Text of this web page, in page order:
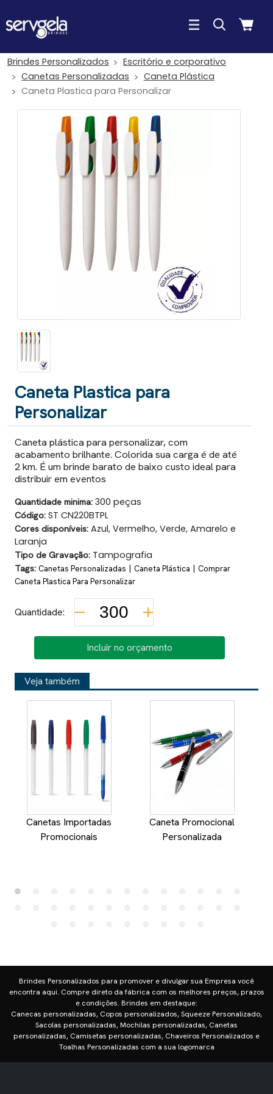
Brindes Personalizados
Escritório e corporativo
Canetas Personalizadas
Caneta Plástica
Caneta Plastica para Personalizar
Caneta Plastica para
Personalizar
Caneta plástica para personalizar, com
acabamento brilhante. Colorida sua carga é de até
2 km. É um brinde barato de baixo custo ideal para
distribuir em eventos
Quantidade minima: 300 peças
Código: ST CN220BTPL
Cores disponíveis: Azul, Vermelho, Verde, Amarelo e
Laranja
Tipo de Gravação: Tampografia
Tags: Canetas Personalizadas | Caneta Plástica | Comprar
Caneta Plastica Para Personalizar
Quantidade:
Incluir no orçamento
Veja também
Canetas Importadas
Promocionais
Caneta Promocional
Personalizada
Brindes Personalizados para promover e divulgar sua Empresa você
encontra aqui. Compre direto da fábrica com os melhores preços, prazos
e condições. Brindes em destaque:
Canecas personalizadas, Copos personalizados, Squeeze Personalizado,
Sacolas personalizadas, Mochilas personalizadas, Canetas
personalizadas, Camisetas personalizadas, Chaveiros Personalizados e
Toalhas Personalizadas com a sua logomarca